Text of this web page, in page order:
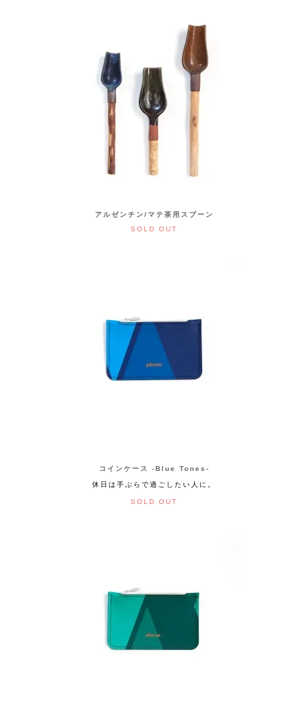
アルゼンチン/マテ茶用スプーン
SOLD OUT
コインケース -Blue Tones-
休日は手ぶらで過ごしたい人に。
SOLD OUT